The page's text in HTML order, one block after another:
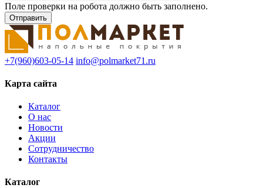
Поле проверки на робота должно быть заполнено.
+7(960)603-05-14 info@polmarket71.ru
Карта сайта
Каталог
О нас
Новости
Акции
Сотрудничество
Контакты
Каталог